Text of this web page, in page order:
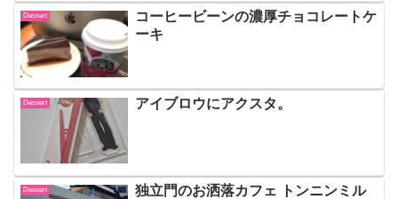
Dessert
コーヒービーンの濃厚チョコレートケ
ーキ
Dessert アイブロウにアクスタ。
Dessert
独立門のお洒落カフェ トンニンミル